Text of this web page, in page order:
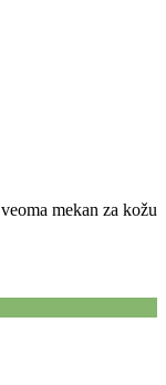
mekan za kožu